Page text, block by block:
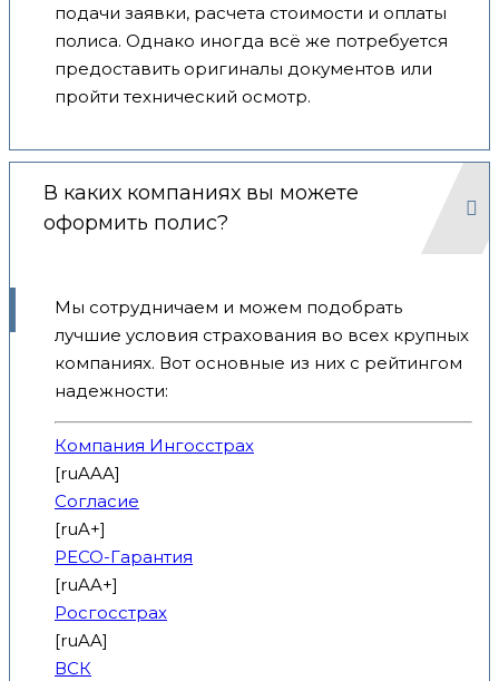
подачи заявки, расчета стоимости и оплаты
полиса. Однако иногда всё же потребуется
предоставить оригиналы документов или
пройти технический осмотр.
В каких компаниях вы можете
оформить полис?
Мы сотрудничаем и можем подобрать
лучшие условия страхования во всех крупных
компаниях. Вот основные из них с рейтингом
надежности:
Компания Ингосстрах
[ruAAA]
Согласие
[ruA+]
РЕСО-Гарантия
[ruAA+]
Росгосстрах
[ruAA]
ВСК